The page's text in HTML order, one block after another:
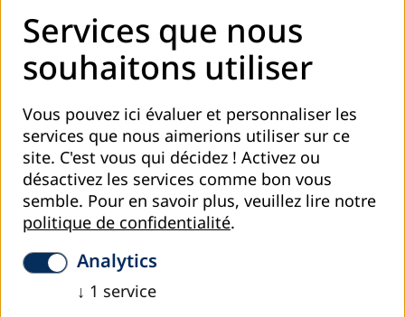
d’aliénation. L’éducation entendue et
pratiquée comme un acte libérateur
requiert un cadre épistémologique dans
lequel la connaissance est une
construction sociale permanente des
sujets à éduquer, dans l’acte personnel et
social de (se) comprendre et de (se)
libérer».
Nous assumons un cadre épistémologique de caractère
Services que nous
souhaitons utiliser
Vous pouvez ici évaluer et personnaliser les
services que nous aimerions utiliser sur ce
site. C'est vous qui décidez ! Activez ou
désactivez les services comme bon vous
semble. Pour en savoir plus, veuillez lire notre
politique de confidentialité.
Analytics
↓ 1 service